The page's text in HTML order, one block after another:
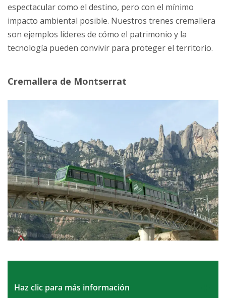
espectacular como el destino, pero con el mínimo
impacto ambiental posible. Nuestros trenes cremallera
son ejemplos líderes de cómo el patrimonio y la
tecnología pueden convivir para proteger el territorio.
Cremallera de Montserrat
Haz clic para más información